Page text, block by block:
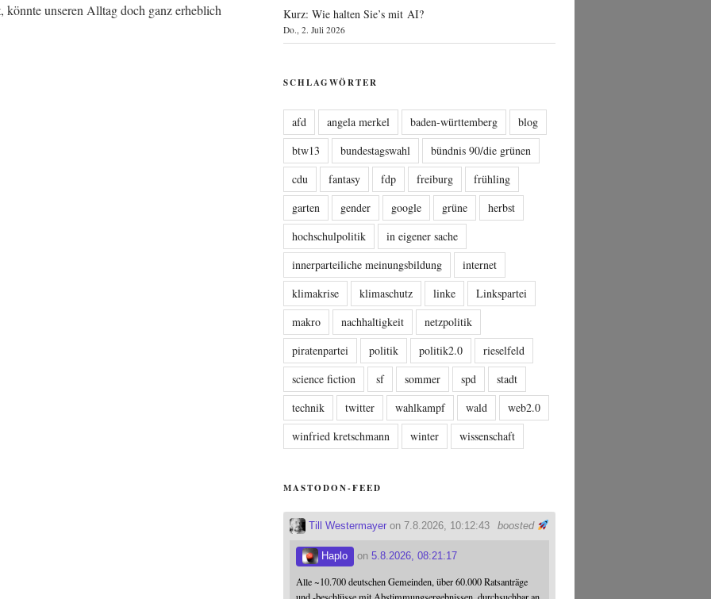
könn­te unse­ren All­tag doch ganz erheb­lich
Kurz: Wie halten Sie’s mit AI?
Do., 2. Juli 2026
SCHLAGWÖRTER
afd angela merkel baden-württemberg
blog
btw13
bundestagswahl
bündnis 90/die grünen
cdu
fantasy fdp freiburg
frühling
garten
gender google grüne
herbst
hochschulpolitik
in eigener sache
innerparteiliche meinungsbildung
internet
klimakrise
klimaschutz linke
Linkspartei
makro
nachhaltigkeit
netzpolitik
piratenpartei
politik politik2.0
rieselfeld
science fiction
sf sommer spd
stadt
technik
twitter wahlkampf wald
web2.0
winfried kretschmann
winter wissenschaft
MASTODON-FEED
boosted
Till Westermayer on 7.8.2026, 10:12:43
Haplo on5.8.2026, 08:21:17
Alle ~10.700 deutschen Gemeinden, über 60.000 Ratsanträge
und -beschlüsse mit Abstimmungsergebnissen, durchsuchbar an